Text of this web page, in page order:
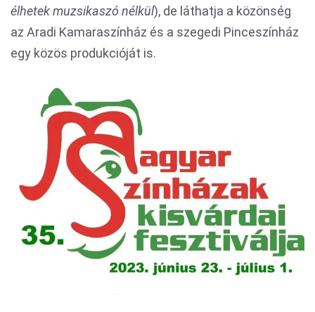
élhetek muzsikaszó nélkül), de láthatja a közönség
az Aradi Kamaraszínház és a szegedi Pinceszínház
egy közös produkcióját is.